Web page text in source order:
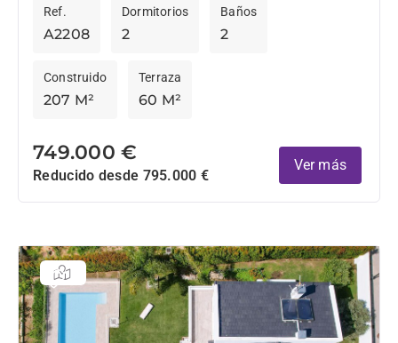
pie...
A2208
Ref.
2
Dormitorios
2
Baños
207 M²
Construido
60 M²
Terraza
749.000 €
Reducido desde 795.000 €
Ver más